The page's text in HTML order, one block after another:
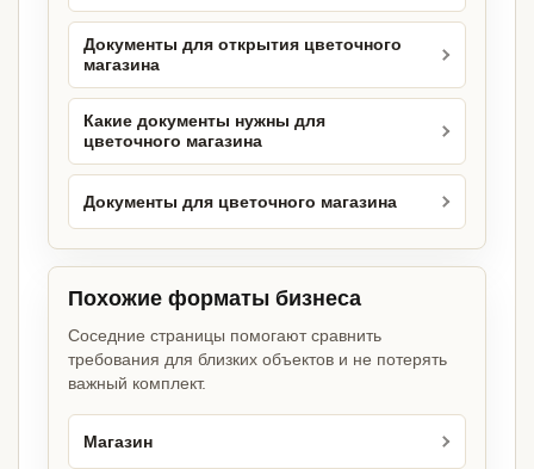
Документы для открытия цветочного
магазина
Какие документы нужны для
цветочного магазина
Документы для цветочного магазина
Похожие форматы бизнеса
Соседние страницы помогают сравнить
требования для близких объектов и не потерять
важный комплект.
Магазин